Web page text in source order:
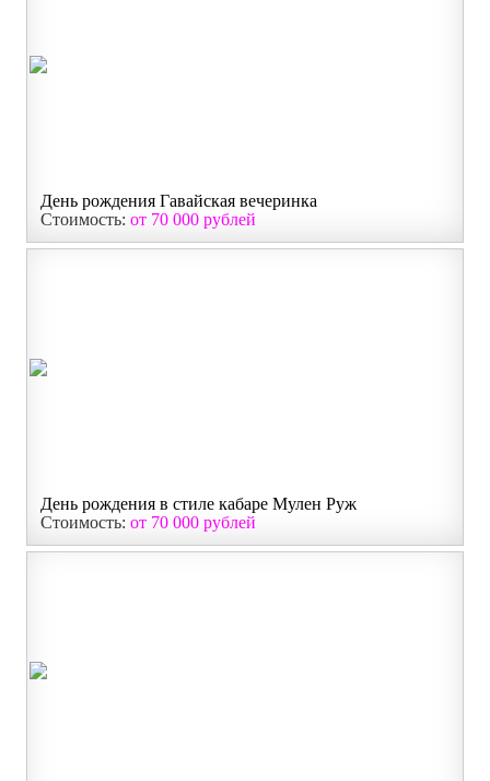
День рождения Гавайская вечеринка
Стоимость: от 70 000 рублей
День рождения в стиле кабаре Мулен Руж
Стоимость: от 70 000 рублей